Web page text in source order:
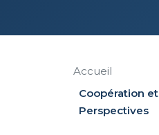
Accueil
Coopération et
Perspectives